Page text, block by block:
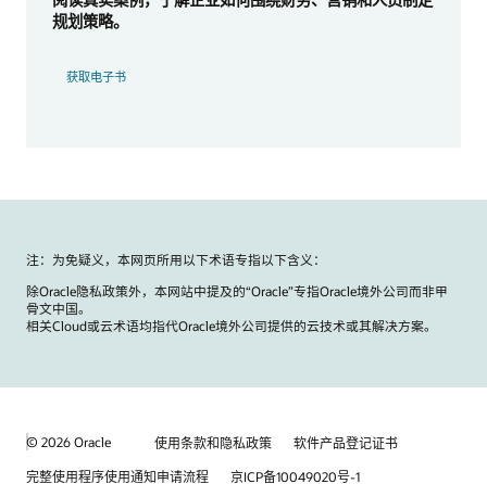
规划策略。
获取电子书
注：为免疑义，本网页所用以下术语专指以下含义：
除Oracle隐私政策外，本网站中提及的“Oracle”专指Oracle境外公司而非甲
骨文中国。
相关Cloud或云术语均指代Oracle境外公司提供的云技术或其解决方案。
© 2026 Oracle 使用条款和隐私政策
软件产品登记证书
完整使用程序使用通知申请流程
京ICP备10049020号-1